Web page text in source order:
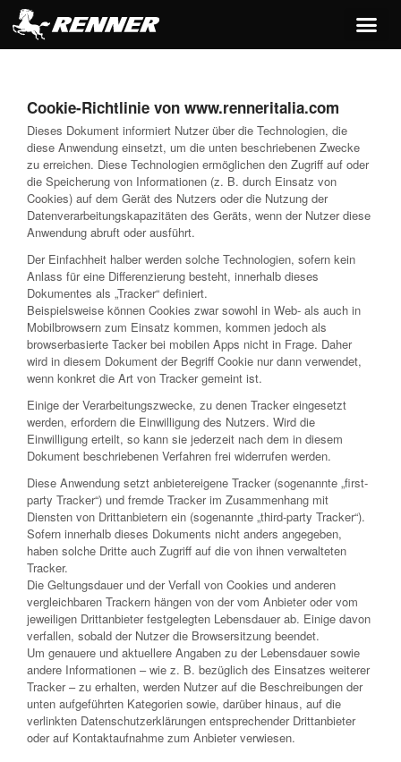
springen
Cookie-Richtlinie von www.renneritalia.com
Dieses Dokument informiert Nutzer über die Technologien, die
diese Anwendung einsetzt, um die unten beschriebenen Zwecke
zu erreichen. Diese Technologien ermöglichen den Zugriff auf oder
die Speicherung von Informationen (z. B. durch Einsatz von
Cookies) auf dem Gerät des Nutzers oder die Nutzung der
Datenverarbeitungskapazitäten des Geräts, wenn der Nutzer diese
Anwendung abruft oder ausführt.
Der Einfachheit halber werden solche Technologien, sofern kein
Anlass für eine Differenzierung besteht, innerhalb dieses
Dokumentes als „Tracker“ definiert.
Beispielsweise können Cookies zwar sowohl in Web- als auch in
Mobilbrowsern zum Einsatz kommen, kommen jedoch als
browserbasierte Tacker bei mobilen Apps nicht in Frage. Daher
wird in diesem Dokument der Begriff Cookie nur dann verwendet,
wenn konkret die Art von Tracker gemeint ist.
Einige der Verarbeitungszwecke, zu denen Tracker eingesetzt
werden, erfordern die Einwilligung des Nutzers. Wird die
Einwilligung erteilt, so kann sie jederzeit nach dem in diesem
Dokument beschriebenen Verfahren frei widerrufen werden.
Diese Anwendung setzt anbietereigene Tracker (sogenannte „first-
party Tracker“) und fremde Tracker im Zusammenhang mit
Diensten von Drittanbietern ein (sogenannte „third-party Tracker“).
Sofern innerhalb dieses Dokuments nicht anders angegeben,
haben solche Dritte auch Zugriff auf die von ihnen verwalteten
Tracker.
Die Geltungsdauer und der Verfall von Cookies und anderen
vergleichbaren Trackern hängen von der vom Anbieter oder vom
jeweiligen Drittanbieter festgelegten Lebensdauer ab. Einige davon
verfallen, sobald der Nutzer die Browsersitzung beendet.
Um genauere und aktuellere Angaben zu der Lebensdauer sowie
andere Informationen – wie z. B. bezüglich des Einsatzes weiterer
Tracker – zu erhalten, werden Nutzer auf die Beschreibungen der
unten aufgeführten Kategorien sowie, darüber hinaus, auf die
verlinkten Datenschutzerklärungen entsprechender Drittanbieter
oder auf Kontaktaufnahme zum Anbieter verwiesen.